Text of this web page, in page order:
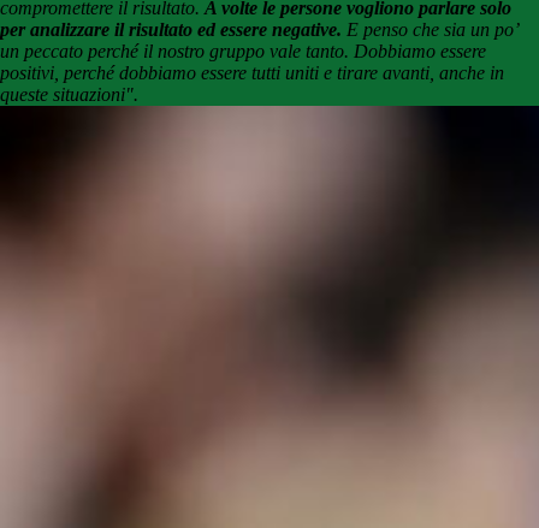
compromettere il risultato. A volte le persone vogliono parlare solo
per analizzare il risultato ed essere negative. E penso che sia un po’
un peccato perché il nostro gruppo vale tanto. Dobbiamo essere
positivi, perché dobbiamo essere tutti uniti e tirare avanti, anche in
queste situazioni".